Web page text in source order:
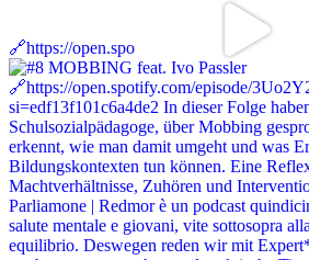
🔗https://open.spo